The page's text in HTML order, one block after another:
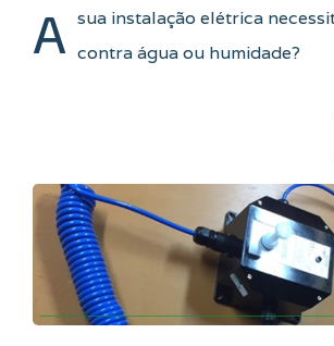
A sua instalação elétrica
contra água ou humidade?